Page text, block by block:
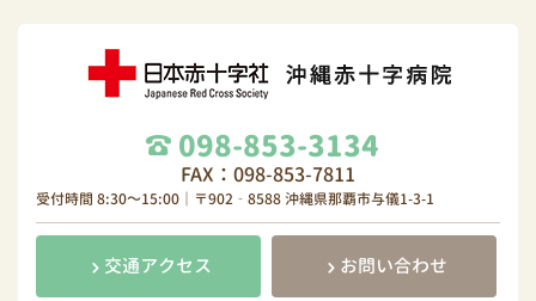
098-853-3134
FAX：098-853-7811
受付時間 8:30～15:00｜〒902‐8588 沖縄県那覇市与儀1-3-1
交通アクセス お問い合わせ